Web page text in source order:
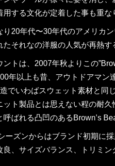
用する文化が定着した事も重な
り20年代〜30年代のアメリカ
たそれなの洋服の人気が再熱
ントは、2007年秋よりこの
年以上も昔、アウトドアマン
でいわばスウェット素材と同
ット製品とは思えない程の耐
呼ばれる凸凹のあるBrown’s
ーズンからはブランド初期に
良、サイズバランス、トリミ